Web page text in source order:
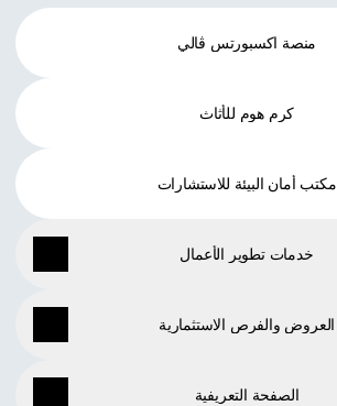
منصة اكسبورتس ڤالي
كرم هوم للأثاث
مكتب أمان البيئة للاستشارات
خدمات تطوير الأعمال
العروض والفرص الاستثمارية
الصفحة التعريفية